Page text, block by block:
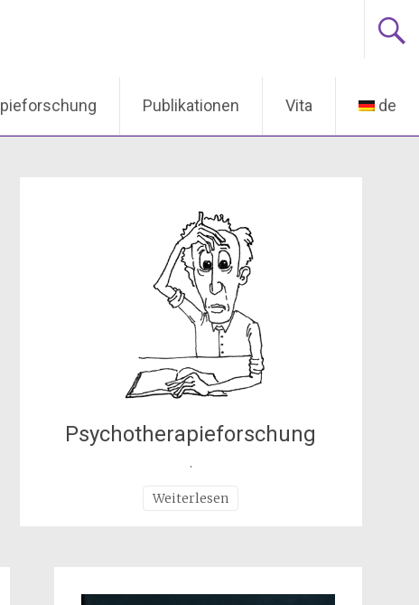
Publikationen Vita de
Psychotherapieforschung
.
Weiterlesen